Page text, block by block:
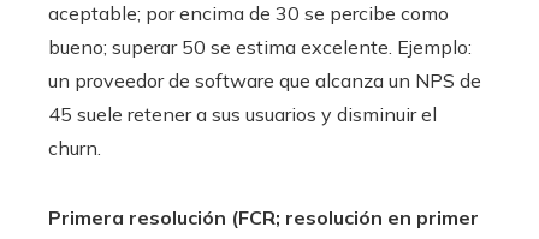
aceptable; por encima de 30 se percibe como
bueno; superar 50 se estima excelente. Ejemplo:
un proveedor de software que alcanza un NPS de
45 suele retener a sus usuarios y disminuir el
churn.
Primera resolución (FCR; resolución en primer